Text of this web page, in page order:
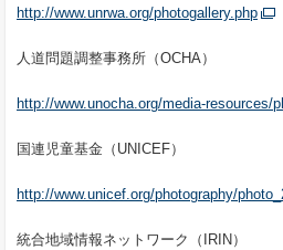
http://www.unrwa.org/photogallery.php
人道問題調整事務所（OCHA）
http://www.unocha.org/media-resources/
国連児童基金（UNICEF）
http://www.unicef.org/photography/
統合地域情報ネットワーク（IRIN）